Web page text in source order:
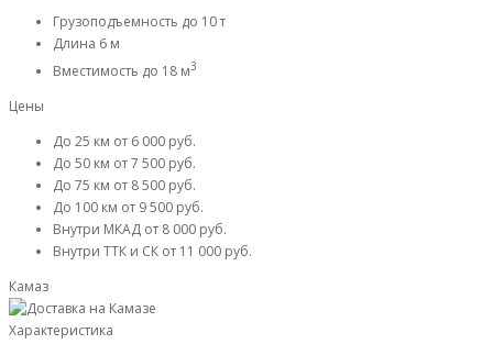
Грузоподъемность до 10 т
Длина 6 м
Вместимость до 18 м3
Цены
До 25 км от 6 000 руб.
До 50 км от 7 500 руб.
До 75 км от 8 500 руб.
До 100 км от 9 500 руб.
Внутри МКАД от 8 000 руб.
Внутри ТТК и СК от 11 000 руб.
Камаз
Характеристика